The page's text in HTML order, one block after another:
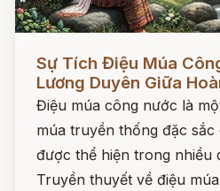
Sự Tích Điệu Múa
Lương Duyên Giữa
Điệu múa công nước là
múa truyền thống đặc sắc
được thể hiện trong nhiều
Truyền thuyết về điệu